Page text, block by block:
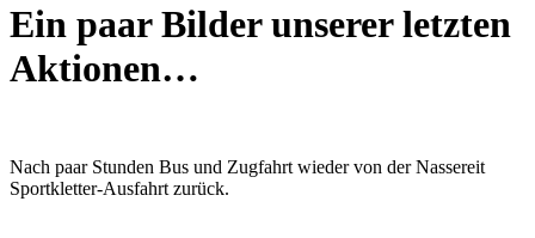
Ein paar Bilder unserer letzten
Aktionen…
Nach paar Stunden Bus und Zugfahrt wieder von der Nassereit
Sportkletter-Ausfahrt zurück.